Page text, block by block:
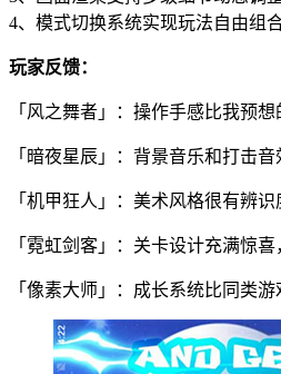
4、模式切换系统实现玩法自由组
玩家反馈：
「风之舞者」：操作手感比我预
「暗夜星辰」：背景音乐和打击
「机甲狂人」：美术风格很有辨
「霓虹剑客」：关卡设计充满惊
「像素大师」：成长系统比同类